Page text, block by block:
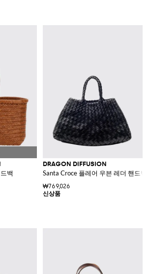
백
DRAGON DIFFUSION
Santa Croce 플레어 우븐 레더 핸드백
₩769,026